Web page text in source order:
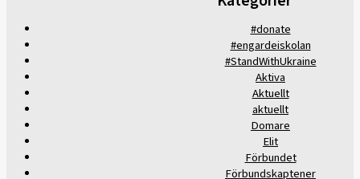
#donate
#engardeiskolan
#StandWithUkraine
Aktiva
Aktuellt
aktuellt
Domare
Elit
Förbundet
Förbundskaptener